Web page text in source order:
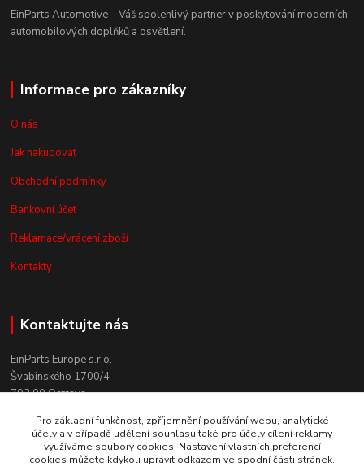
EinParts Automotive – Váš spolehlivý partner v poskytování moderních
automobilových doplňků a osvětlení.
Informace pro zákazníky
O nás
Jak nakupovat
Obchodní podmínky
Bankovní účet
Reklamace/vrácení zboží
Kontakty
Kontaktujte nás
EinParts Europe s.r.o.
Švabinského 1700/4
702 00 Ostrava
+420 558 080 004
(po. - pá. 9:00-13:00)
obchod@einparts.cz
Pro základní funkčnost, zpříjemnění používání webu, analytické
účely a v případě udělení souhlasu také pro účely cílení reklamy
využíváme soubory cookies. Nastavení vlastních preferencí
cookies můžete kdykoli upravit odkazem ve spodní části stránek.